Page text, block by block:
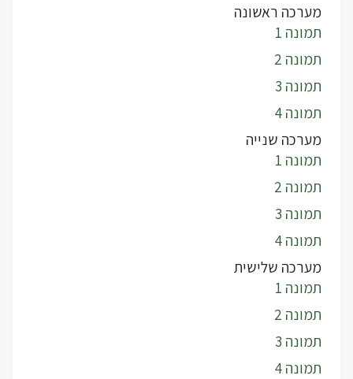
מערכה ראשונה
תמונה 1
תמונה 2
תמונה 3
תמונה 4
מערכה שנייה
תמונה 1
תמונה 2
תמונה 3
תמונה 4
מערכה שלישית
תמונה 1
תמונה 2
תמונה 3
תמונה 4